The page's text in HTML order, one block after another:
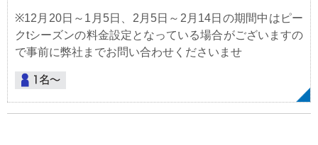
※12月20日～1月5日、2月5日～2月14日の期間中はピー
クtシーズンの料金設定となっている場合がございますの
で事前に弊社までお問い合わせくださいませ